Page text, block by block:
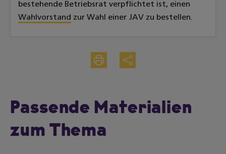
bestehende Betriebsrat verpflichtet ist, einen
Wahlvorstand zur Wahl einer JAV zu bestellen.
DruckenTeilen
Passende Materialien
zum Thema